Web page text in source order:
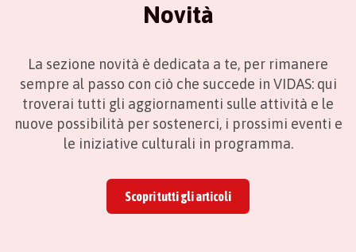
Novità
La sezione novità è dedicata a te, per rimanere
sempre al passo con ciò che succede in VIDAS: qui
troverai tutti gli aggiornamenti sulle attività e le
nuove possibilità per sostenerci, i prossimi eventi e
le iniziative culturali in programma.
Scopri tutti gli articoli